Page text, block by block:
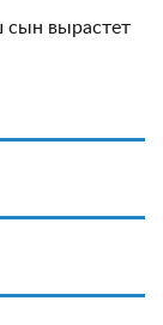
сын вырастет